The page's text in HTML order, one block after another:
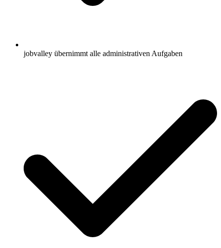
jobvalley übernimmt alle administrativen Aufgaben